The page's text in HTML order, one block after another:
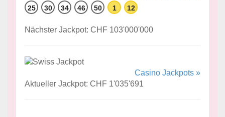
25 30 34 46 50 1 12
Nächster Jackpot: CHF 103'000'000
Casino Jackpots »
Aktueller Jackpot: CHF 1'035'691